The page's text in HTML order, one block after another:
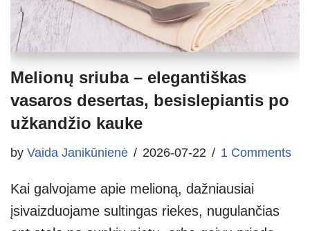
Melionų sriuba – elegantiškas
vasaros desertas, besislepiantis po
užkandžio kauke
by Vaida Janikūnienė 2026-07-22 1 Comments
Kai galvojame apie melioną, dažniausiai
įsivaizduojame sultingas riekes, nugulančias